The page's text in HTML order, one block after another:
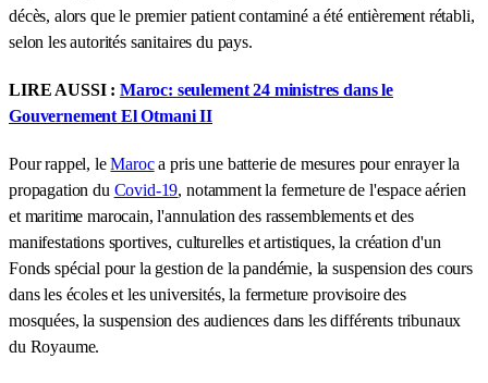
décès, alors que le premier patient contaminé a été entièrement rétabli,
selon les autorités sanitaires du pays.
LIRE AUSSI : Maroc: seulement 24 ministres dans le
Gouvernement El Otmani II
Pour rappel, leMaroca pris une batterie de mesures pour enrayer la
propagation du Covid-19, notamment la fermeture de l'espace aérien
et maritime marocain, l'annulation des rassemblements et des
manifestations sportives, culturelles et artistiques, la création d'un
Fonds spécial pour la gestion de la pandémie, la suspension des cours
dans les écoles et les universités, la fermeture provisoire des
mosquées, la suspension des audiences dans les différents tribunaux
du Royaume.